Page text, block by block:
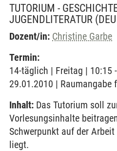
TUTORIUM -
JUGENDLITERATUR
Dozent/in: Christine Garbe
Termin:
14-täglich | Freitag | 10:15
29.01.2010 | Raumangabe
Inhalt: Das Tutorium soll
Vorlesungsinhalte
Schwerpunkt auf der
liegt.